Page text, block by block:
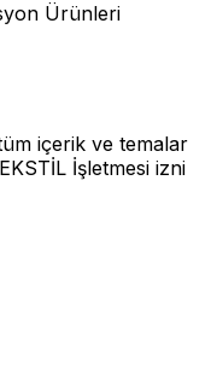
Ürünleri
içerik ve temalar
İşletmesi izni